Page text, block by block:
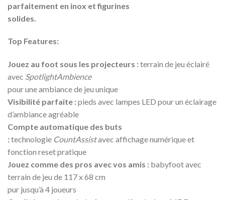
parfaitement en inox et figurines
solides.
Top Features:
Jouez au foot sous les projecteurs :terrain de jeu éclairé
avec SpotlightAmbience
pour une ambiance de jeu unique
Visibilité parfaite :pieds avec lampes LED pour un éclairage
d’ambiance agréable
Compte automatique des buts
:technologie CountAssistavec affichage numérique et
fonction reset pratique
Jouez comme des pros avec vos amis : babyfoot avec
terrain de jeu de 117 x 68 cm
pur jusqu’à 4 joueurs